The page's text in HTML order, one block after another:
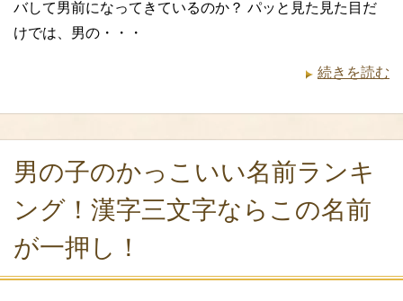
バして男前になってきているのか？ パッと見た見た目だ
けでは、男の・・・
続きを読む
男の子のかっこいい名前ランキ
ング！漢字三文字ならこの名前
が一押し！